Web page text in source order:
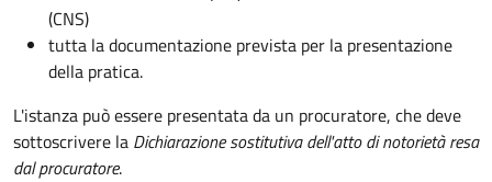
(CNS)
tutta la documentazione prevista per la presentazione
della pratica.
L'istanza può essere presentata da un procuratore, che deve
sottoscrivere la Dichiarazione sostitutiva dell'atto di notorietà resa
dal procuratore.